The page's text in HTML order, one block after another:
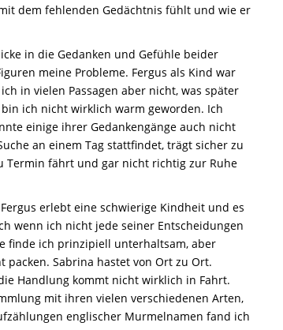
dem fehlenden Gedächtnis fühlt und wie er
in die Gedanken und Gefühle beider
meine Probleme. Fergus als Kind war
in vielen Passagen aber nicht, was später
ich nicht wirklich warm geworden. Ich
einige ihrer Gedankengänge auch nicht
an einem Tag stattfindet, trägt sicher zu
Termin fährt und gar nicht richtig zur Ruhe
erlebt eine schwierige Kindheit und es
wenn ich nicht jede seiner Entscheidungen
finde ich prinzipiell unterhaltsam, aber
Sabrina hastet von Ort zu Ort.
Handlung kommt nicht wirklich in Fahrt.
mit ihren vielen verschiedenen Arten,
englischer Murmelnamen fand ich